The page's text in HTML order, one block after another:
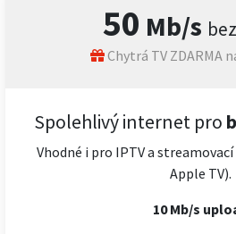
Kontakt
50 Mb/s
Chytrá TV ZDARMA
Spolehlivý internet pro
Vhodné i pro IPTV a
Apple TV).
10 Mb/s